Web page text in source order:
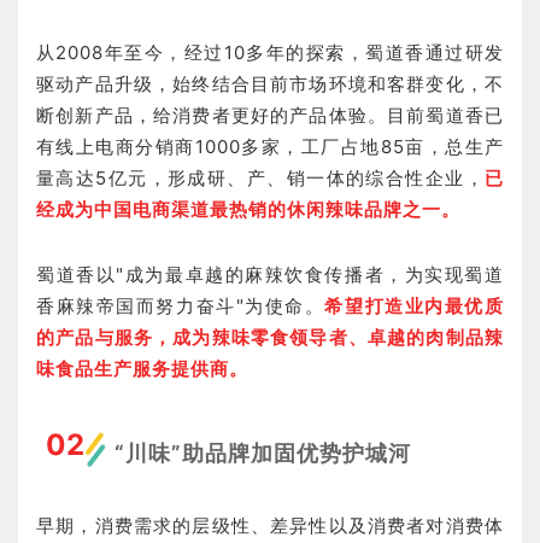
从2008年至今，经过10多年的探索，蜀道香通过研发
驱动产品升级，始终结合目前市场环境和客群变化，不
断创新产品，给消费者更好的产品体验。目前蜀道香已
有线上电商分销商1000多家，工厂占地85亩，总生产
量高达5亿元，形成研、产、销一体的综合性企业， 已
经成为中国电商渠道最热销的休闲辣味品牌之一。
蜀道香以"成为最卓越的麻辣饮食传播者，为实现蜀道
香麻辣帝国而努力奋斗"为使命。希望打造业内最优质
的产品与服务，成为辣味零食领导者、卓越的肉制品辣
味食品生产服务提供商。
02 “川味”助品牌加固优势护城河
早期，消费需求的层级性、差异性以及消费者对消费体